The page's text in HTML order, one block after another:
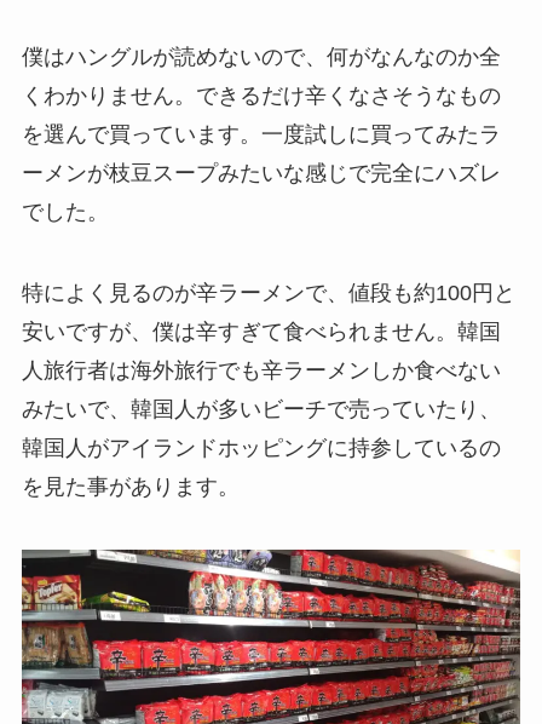
僕はハングルが読めないので、何がなんなのか全
くわかりません。できるだけ辛くなさそうなもの
を選んで買っています。一度試しに買ってみたラ
ーメンが枝豆スープみたいな感じで完全にハズレ
でした。
特によく見るのが辛ラーメンで、値段も約100円と
安いですが、僕は辛すぎて食べられません。韓国
人旅行者は海外旅行でも辛ラーメンしか食べない
みたいで、韓国人が多いビーチで売っていたり、
韓国人がアイランドホッピングに持参しているの
を見た事があります。